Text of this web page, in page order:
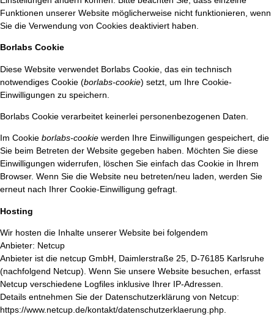
Funktionen unserer Website möglicherweise nicht funktionieren, wenn
Sie die Verwendung von Cookies deaktiviert haben.
Borlabs Cookie
Diese Website verwendet Borlabs Cookie, das ein technisch
notwendiges Cookie (borlabs-cookie) setzt, um Ihre Cookie-
Einwilligungen zu speichern.
Borlabs Cookie verarbeitet keinerlei personenbezogenen Daten.
Im Cookie borlabs-cookie werden Ihre Einwilligungen gespeichert, die
Sie beim Betreten der Website gegeben haben. Möchten Sie diese
Einwilligungen widerrufen, löschen Sie einfach das Cookie in Ihrem
Browser. Wenn Sie die Website neu betreten/neu laden, werden Sie
erneut nach Ihrer Cookie-Einwilligung gefragt.
Hosting
Wir hosten die Inhalte unserer Website bei folgendem
Anbieter: Netcup
Anbieter ist die netcup GmbH, Daimlerstraße 25, D-76185 Karlsruhe
(nachfolgend Netcup). Wenn Sie unsere Website besuchen, erfasst
Netcup verschiedene Logfiles inklusive Ihrer IP-Adressen.
Details entnehmen Sie der Datenschutzerklärung von Netcup:
https://www.netcup.de/kontakt/datenschutzerklaerung.php.